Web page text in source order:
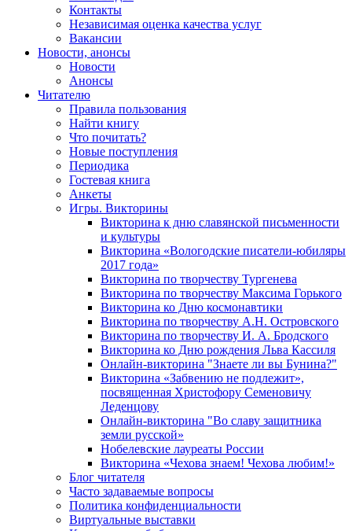
Контакты
Независимая оценка качества услуг
Вакансии
Новости, анонсы
Новости
Анонсы
Читателю
Правила пользования
Найти книгу
Что почитать?
Новые поступления
Периодика
Гостевая книга
Анкеты
Игры. Викторины
Викторина к дню славянской письменности
и культуры
Викторина «Вологодские писатели-юбиляры
2017 года»
Викторина по творчеству Тургенева
Викторина по творчеству Максима Горького
Викторина ко Дню космонавтики
Викторина по творчеству А.Н. Островского
Викторина по творчеству И. А. Бродского
Викторина ко Дню рождения Льва Кассиля
Онлайн-викторина "Знаете ли вы Бунина?"
Викторина «Забвению не подлежит»,
посвященная Христофору Семеновичу
Леденцову
Онлайн-викторина "Во славу защитника
земли русской»
Нобелевские лауреаты России
Викторина «Чехова знаем! Чехова любим!»
Блог читателя
Часто задаваемые вопросы
Политика конфиденциальности
Виртуальные выставки